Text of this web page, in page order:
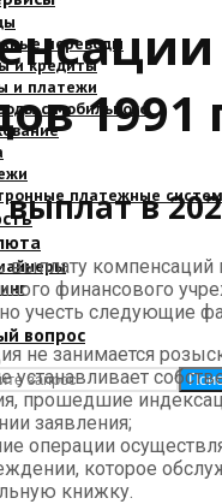
переводы
и кредиты
и платежи
с мобильного
платежные
вопрос
1991
в
выплату компенсаций
финансового
учесть следующие
не занимается
устанавливает
прошедшие
заявления;
операции
которое
книжку.